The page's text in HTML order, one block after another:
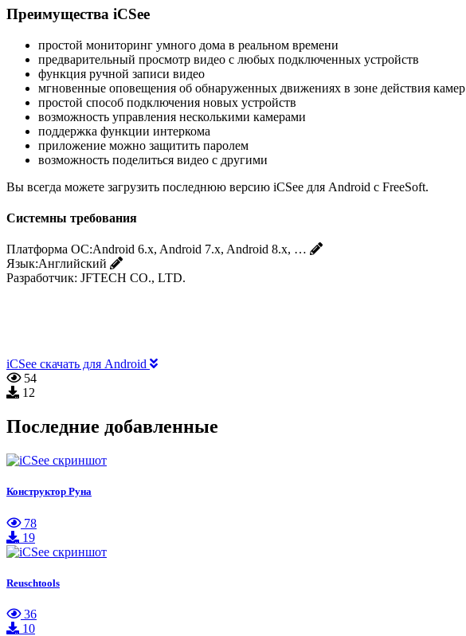
Преимущества iCSee
простой мониторинг умного дома в реальном времени
предварительный просмотр видео с любых подключенных устройств
функция ручной записи видео
мгновенные оповещения об обнаруженных движениях в зоне действия камер
простой способ подключения новых устройств
возможность управления несколькими камерами
поддержка функции интеркома
приложение можно защитить паролем
возможность поделиться видео с другими
Вы всегда можете загрузить последнюю версию iCSee для Android с FreeSoft.
Системны требования
Платформа ОС:Android 6.x, Android 7.x, Android 8.x, …
Язык:Английский
Разработчик: JFTECH CO., LTD.
iCSee скачать для Android
54
12
Последние добавленные
Конструктор Руна
78
19
Reuschtools
36
10